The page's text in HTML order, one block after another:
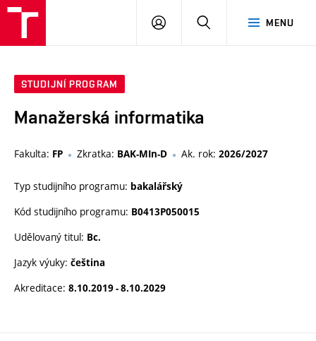
MENU
PŘIHLÁSIT
STUDIJNÍ PROGRAM
Manažerská informatika
Fakulta: FP Zkratka: BAK-MIn-D Ak. rok: 2026/2027
Typ studijního programu: bakalářský
Kód studijního programu: B0413P050015
Udělovaný titul: Bc.
Jazyk výuky: čeština
Akreditace: 8.10.2019 - 8.10.2029